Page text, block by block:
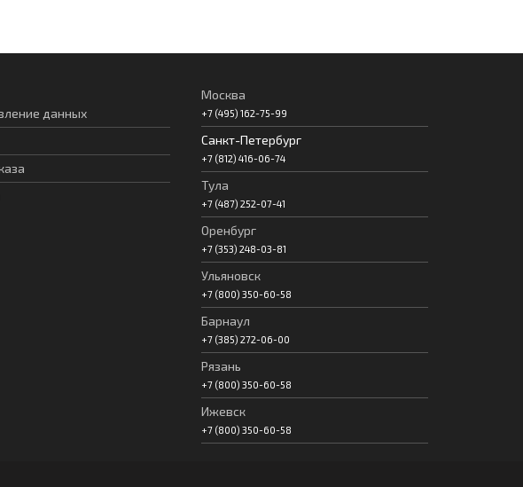
данных
Москва
+7 (495) 162-75-99
Санкт-Петербург
+7 (812) 416-06-74
Тула
+7 (487) 252-07-41
Оренбург
+7 (353) 248-03-81
Ульяновск
+7 (800) 350-60-58
Барнаул
+7 (385) 272-06-00
Рязань
+7 (800) 350-60-58
Ижевск
+7 (800) 350-60-58